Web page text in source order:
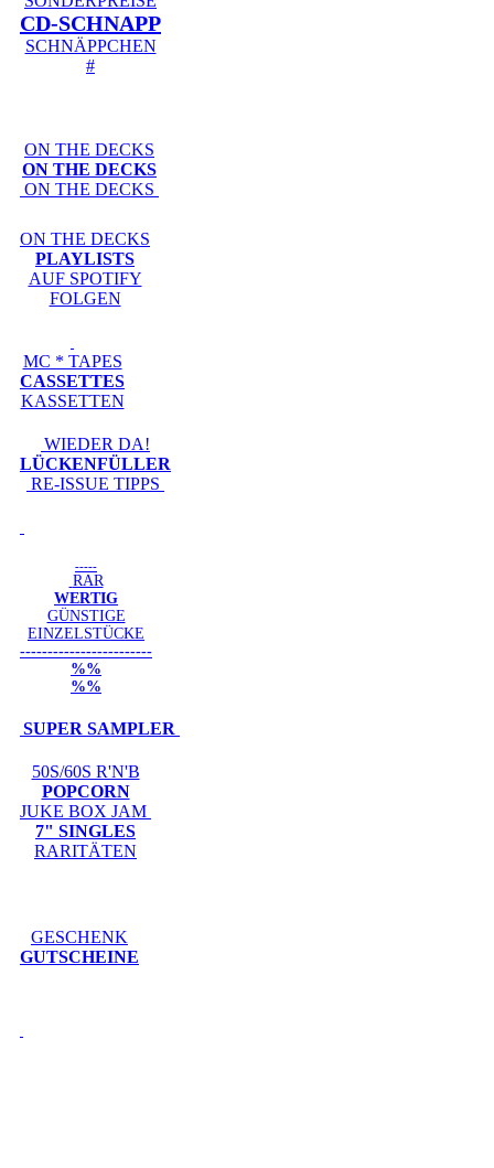
CD-SCHNAPP
SCHNÄPPCHEN
#
ON THE DECKS
ON THE DECKS
ON THE DECKS
ON THE DECKS
PLAYLISTS
AUF SPOTIFY
FOLGEN
MC * TAPES
CASSETTES
KASSETTEN
WIEDER DA!
LÜCKENFÜLLER
RE-ISSUE TIPPS
-----
RAR
WERTIG
GÜNSTIGE
EINZELSTÜCKE
------------------------
%%
%%
SUPER SAMPLER
50S/60S R'N'B
POPCORN
JUKE BOX JAM
7" SINGLES
RARITÄTEN
GESCHENK
GUTSCHEINE